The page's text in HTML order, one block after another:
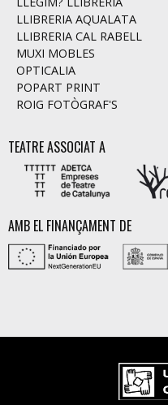
LLIBRERIA AQUALATA
LLIBRERIA CAL RABELL
MUXI MOBLES
OPTICALIA
POPART PRINT
ROIG FOTÒGRAF'S
TEATRE ASSOCIAT A
AMB EL FINANÇAMENT DE